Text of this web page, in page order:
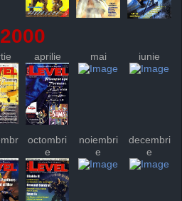
2000
aprilie mai iunie
octombri
e
noiembri
e
decembri
e